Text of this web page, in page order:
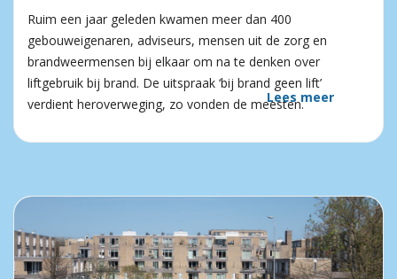
Ruim een jaar geleden kwamen meer dan 400
gebouweigenaren, adviseurs, mensen uit de zorg en
brandweermensen bij elkaar om na te denken over
liftgebruik bij brand. De uitspraak ‘bij brand geen lift’
verdient heroverweging, zo vonden de meesten.
Lees meer